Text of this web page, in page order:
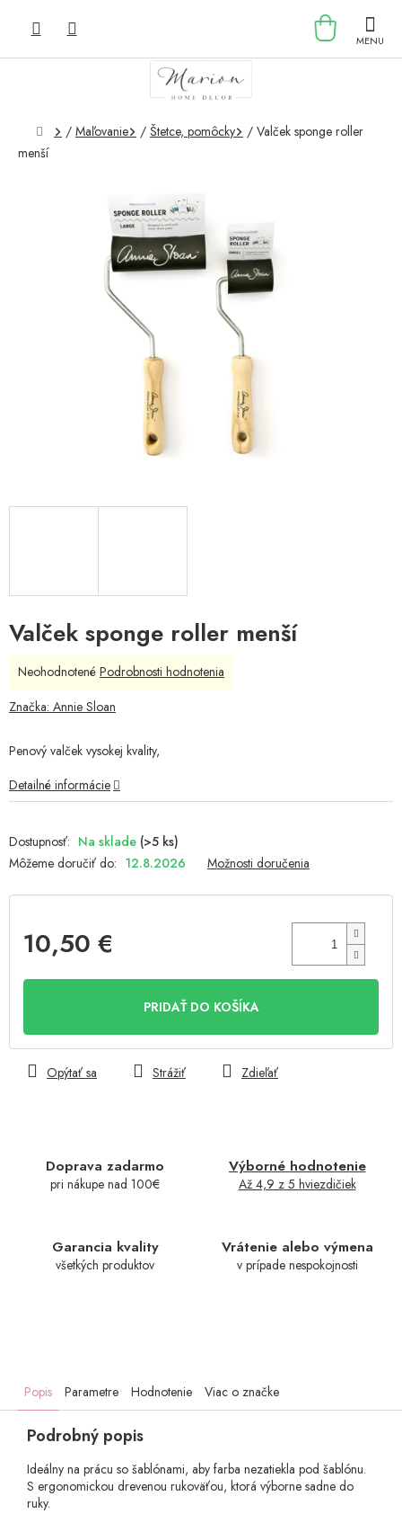
KOŠÍK
Domov
/ Maľovanie / Štetce, pomôcky / Valček sponge roller
menší
Valček sponge roller menší
Na sklade (>5 ks)
Môžeme doručiť do: 12.8.2026 Možnosti doručenia
10,50 €
PRIDAŤ DO KOŠÍKA
Doprava zadarmo
pri nákupe nad 100€
Výborné hodnotenie
Až 4,9 z 5 hviezdičiek
Garancia kvality
všetkých produktov
Vrátenie alebo výmena
v prípade nespokojnosti
Penový valček vysokej kvality,
Detailné informácie
Opýtať sa Strážiť Zdieľať
Priemerné
produktu
z
hviezdičiek.
Neohodnotené Podrobnosti hodnotenia
Značka: Annie Sloan
Popis Parametre Hodnotenie Viac o značke
Podrobný popis
Ideálny na prácu so šablónami, aby farba nezatiekla pod šablónu.
S ergonomickou drevenou rukoväťou, ktorá výborne sadne do
ruky.